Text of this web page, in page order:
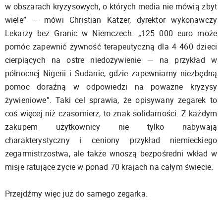
w obszarach kryzysowych, o których media nie mówią zbyt
wiele” — mówi Christian Katzer, dyrektor wykonawczy
Lekarzy bez Granic w Niemczech. „125 000 euro może
pomóc zapewnić żywność terapeutyczną dla 4 460 dzieci
cierpiących na ostre niedożywienie — na przykład w
północnej Nigerii i Sudanie, gdzie zapewniamy niezbędną
pomoc doraźną w odpowiedzi na poważne kryzysy
żywieniowe”. Taki cel sprawia, że opisywany zegarek to
coś więcej niż czasomierz, to znak solidarności. Z każdym
zakupem użytkownicy nie tylko nabywają
charakterystyczny i ceniony przykład niemieckiego
zegarmistrzostwa, ale także wnoszą bezpośredni wkład w
misje ratujące życie w ponad 70 krajach na całym świecie.
Przejdźmy więc już do samego zegarka.